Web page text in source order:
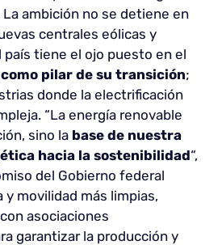
ambición no se detiene en
centrales eólicas y
país tiene el ojo puesto en el
pilar de su transición;
donde la electrificación
“La energía renovable
sino la base de nuestra
hacia la sostenibilidad“,
del Gobierno federal
y movilidad más limpias,
asociaciones
garantizar la producción y